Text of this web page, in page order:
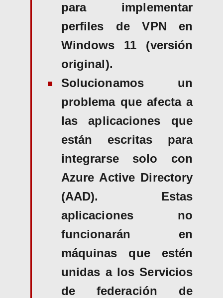
para implementar
perfiles de VPN en
Windows 11 (versión
original).
Solucionamos un
problema que afecta a
las aplicaciones que
están escritas para
integrarse solo con
Azure Active Directory
(AAD). Estas
aplicaciones no
funcionarán en
máquinas que estén
unidas a los Servicios
de federación de